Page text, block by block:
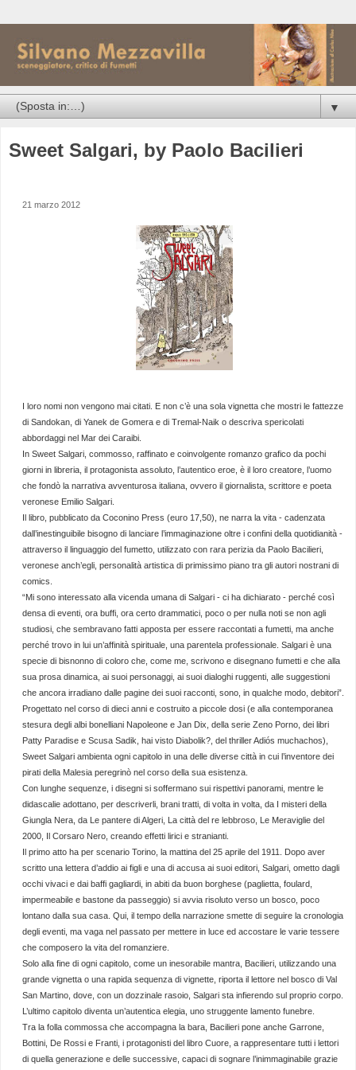
▼
Sweet Salgari, by Paolo Bacilieri
21 marzo 2012
I loro nomi non vengono mai citati. E non c’è una sola vignetta che mostri le fattezze
di Sandokan, di Yanek de Gomera e di Tremal-Naik o descriva spericolati
abbordaggi nel Mar dei Caraibi.
In Sweet Salgari, commosso, raffinato e coinvolgente romanzo grafico da pochi
giorni in libreria, il protagonista assoluto, l’autentico eroe, è il loro creatore, l’uomo
che fondò la narrativa avventurosa italiana, ovvero il giornalista, scrittore e poeta
veronese Emilio Salgari.
Il libro, pubblicato da Coconino Press (euro 17,50), ne narra la vita - cadenzata
dall’inestinguibile bisogno di lanciare l’immaginazione oltre i confini della quotidianità -
attraverso il linguaggio del fumetto, utilizzato con rara perizia da Paolo Bacilieri,
veronese anch’egli, personalità artistica di primissimo piano tra gli autori nostrani di
comics.
“Mi sono interessato alla vicenda umana di Salgari - ci ha dichiarato - perché così
densa di eventi, ora buffi, ora certo drammatici, poco o per nulla noti se non agli
studiosi, che sembravano fatti apposta per essere raccontati a fumetti, ma anche
perché trovo in lui un’affinità spirituale, una parentela professionale. Salgari è una
specie di bisnonno di coloro che, come me, scrivono e disegnano fumetti e che alla
sua prosa dinamica, ai suoi personaggi, ai suoi dialoghi ruggenti, alle suggestioni
che ancora irradiano dalle pagine dei suoi racconti, sono, in qualche modo, debitori”.
Progettato nel corso di dieci anni e costruito a piccole dosi (e alla contemporanea
stesura degli albi bonelliani Napoleone e Jan Dix, della serie Zeno Porno, dei libri
Patty Paradise e Scusa Sadik, hai visto Diabolik?, del thriller Adiós muchachos),
Sweet Salgari ambienta ogni capitolo in una delle diverse città in cui l’inventore dei
pirati della Malesia peregrinò nel corso della sua esistenza.
Con lunghe sequenze, i disegni si soffermano sui rispettivi panorami, mentre le
didascalie adottano, per descriverli, brani tratti, di volta in volta, da I misteri della
Giungla Nera, da Le pantere di Algeri, La città del re lebbroso, Le Meraviglie del
2000, Il Corsaro Nero, creando effetti lirici e stranianti.
Il primo atto ha per scenario Torino, la mattina del 25 aprile del 1911. Dopo aver
scritto una lettera d’addio ai figli e una di accusa ai suoi editori, Salgari, ometto dagli
occhi vivaci e dai baffi gagliardi, in abiti da buon borghese (paglietta, foulard,
impermeabile e bastone da passeggio) si avvia risoluto verso un bosco, poco
lontano dalla sua casa. Qui, il tempo della narrazione smette di seguire la cronologia
degli eventi, ma vaga nel passato per mettere in luce ed accostare le varie tessere
che composero la vita del romanziere.
Solo alla fine di ogni capitolo, come un inesorabile mantra, Bacilieri, utilizzando una
grande vignetta o una rapida sequenza di vignette, riporta il lettore nel bosco di Val
San Martino, dove, con un dozzinale rasoio, Salgari sta infierendo sul proprio corpo.
L’ultimo capitolo diventa un’autentica elegia, uno struggente lamento funebre.
Tra la folla commossa che accompagna la bara, Bacilieri pone anche Garrone,
Bottini, De Rossi e Franti, i protagonisti del libro Cuore, a rappresentare tutti i lettori
di quella generazione e delle successive, capaci di sognare l’inimmaginabile grazie